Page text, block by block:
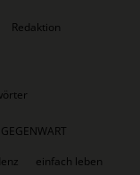
Redaktion
einfach leben